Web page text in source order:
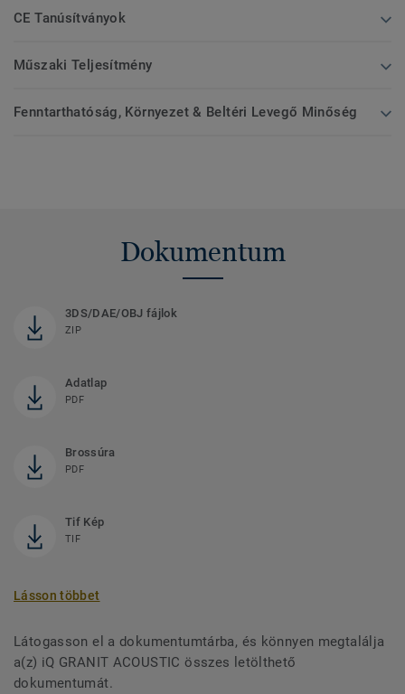
CE Tanúsítványok
Műszaki Teljesítmény
Fenntarthatóság, Környezet & Beltéri Levegő Minőség
Dokumentum
3DS/DAE/OBJ fájlok
ZIP
Adatlap
PDF
Brossúra
PDF
Tif Kép
TIF
Lásson többet
Látogasson el a dokumentumtárba, és könnyen megtalálja
a(z) iQ GRANIT ACOUSTIC összes letölthető
dokumentumát.